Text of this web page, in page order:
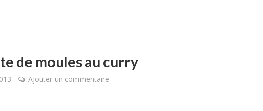
de moules au curry
Ajouter un commentaire